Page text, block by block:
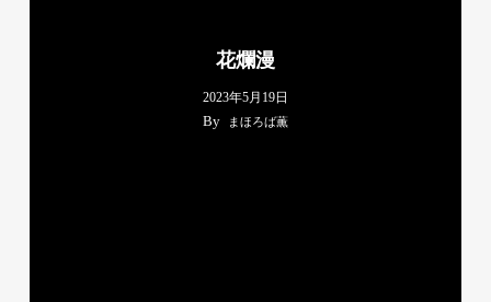
花爛漫
2023年5月19日
By まほろば薫